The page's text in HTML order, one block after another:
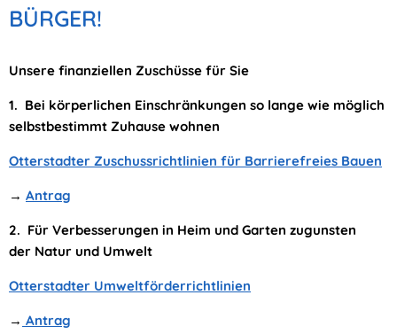
Ortsgemeinde
BÜRGER!
Unsere finanziellen Zuschüsse für Sie
1. Bei körperlichen Einschränkungen so lange wie möglich
selbstbestimmt Zuhause wohnen
Otterstadter Zuschussrichtlinien für Barrierefreies Bauen
→ Antrag
2. Für Verbesserungen in Heim und Garten zugunsten
der Natur und Umwelt
Otterstadter Umweltförderrichtlinien
→ Antrag